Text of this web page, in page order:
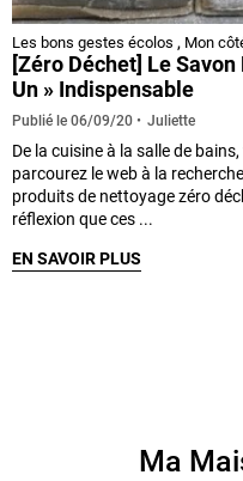
Les bons gestes écolos , Mon
[Zéro Déchet] Le
Un » Indispensable
Publié le 06/09/20 Juliette
De la cuisine à la salle de
parcourez le web à la
produits de nettoyage zéro
réflexion que ces ...
EN SAVOIR PLUS
Ma